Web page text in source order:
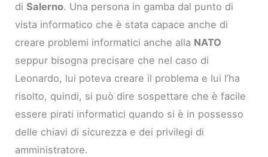
diSalerno. Una persona in gamba dal punto di
vista informatico che è stata capace anche di
creare problemi informatici anche alla NATO
seppur bisogna precisare che nel caso di
Leonardo, lui poteva creare il problema e lui l’ha
risolto, quindi, si può dire sospettare che è facile
essere pirati informatici quando si è in possesso
delle chiavi di sicurezza e dei privilegi di
amministratore.